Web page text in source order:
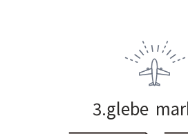
3.glebe